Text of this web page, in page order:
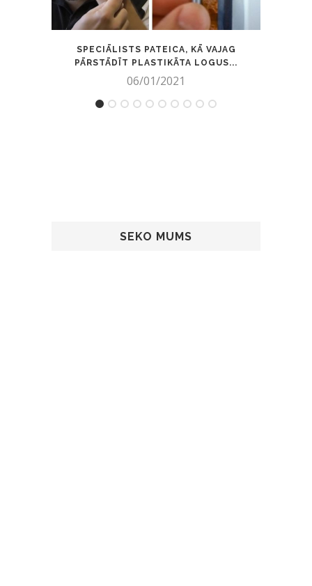
SPECIĀLISTS PATEICA, KĀ VAJAG
PĀRSTĀDĪT PLASTIKĀTA LOGUS...
06/01/2021
SEKO MUMS